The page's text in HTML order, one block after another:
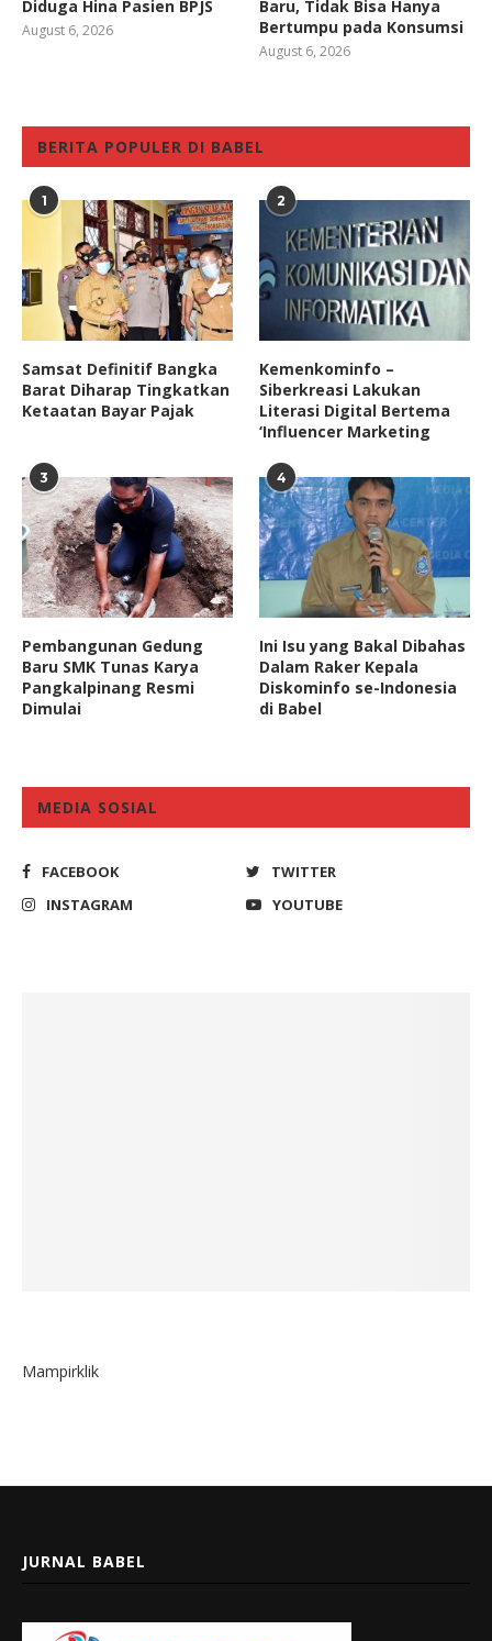
Diduga Hina Pasien BPJS
August 6, 2026
Baru, Tidak Bisa Hanya
Bertumpu pada Konsumsi
August 6, 2026
BERITA POPULER DI BABEL
1
Samsat Definitif Bangka
Barat Diharap Tingkatkan
Ketaatan Bayar Pajak
2
Kemenkominfo –
Siberkreasi Lakukan
Literasi Digital Bertema
‘Influencer Marketing
3
Pembangunan Gedung
Baru SMK Tunas Karya
Pangkalpinang Resmi
Dimulai
4
Ini Isu yang Bakal Dibahas
Dalam Raker Kepala
Diskominfo se-Indonesia
di Babel
MEDIA SOSIAL
FACEBOOK
TWITTER
INSTAGRAM
YOUTUBE
Mampirklik
JURNAL BABEL